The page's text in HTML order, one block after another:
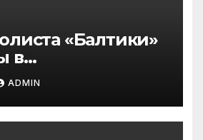
«Балтики»
в
сборную
по версии
МАТЧ
ADMIN